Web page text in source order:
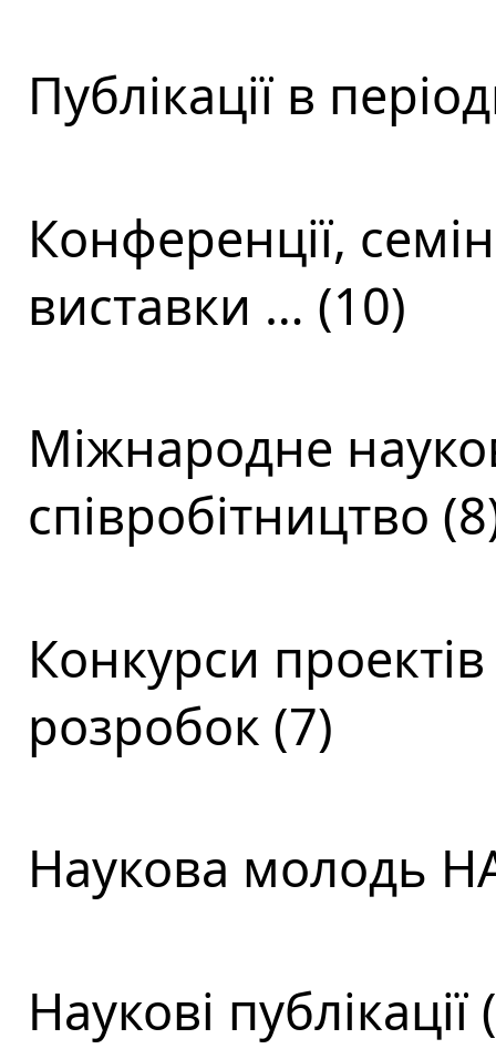
Публікації в
Конференції,
виставки … (10)
Міжнародне
співробітництво
Конкурси
розробок (7)
Наукова молодь
Наукові публікації